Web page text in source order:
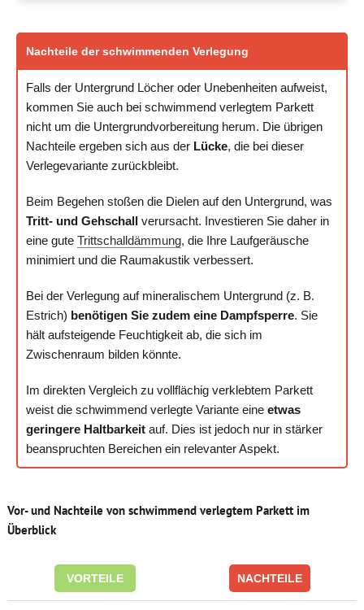
Nachteile der schwimmenden Verlegung
Falls der Untergrund Löcher oder Unebenheiten aufweist,
kommen Sie auch bei schwimmend verlegtem Parkett
nicht um die Untergrundvorbereitung herum. Die übrigen
Nachteile ergeben sich aus der Lücke, die bei dieser
Verlegevariante zurückbleibt.
Beim Begehen stoßen die Dielen auf den Untergrund, was
Tritt- und Gehschallverursacht. Investieren Sie daher in
eine gute Trittschalldämmung, die Ihre Laufgeräusche
minimiert und die Raumakustik verbessert.
Bei der Verlegung auf mineralischem Untergrund (z. B.
Estrich) benötigen Sie zudem eine Dampfsperre. Sie
hält aufsteigende Feuchtigkeit ab, die sich im
Zwischenraum bilden könnte.
Im direkten Vergleich zu vollflächig verklebtem Parkett
weist die schwimmend verlegte Variante eine etwas
geringere Haltbarkeitauf. Dies ist jedoch nur in stärker
beanspruchten Bereichen ein relevanter Aspekt.
Vor- und Nachteile von schwimmend verlegtem Parkett im
Überblick
VORTEILE NACHTEILE